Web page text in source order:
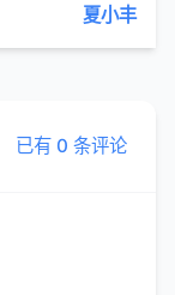
夏小丰
已有 0 条评论